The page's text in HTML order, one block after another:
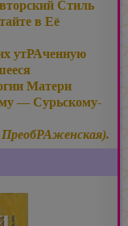
Стиль
в Её
утРАченную
Матери
— Сурьскому-